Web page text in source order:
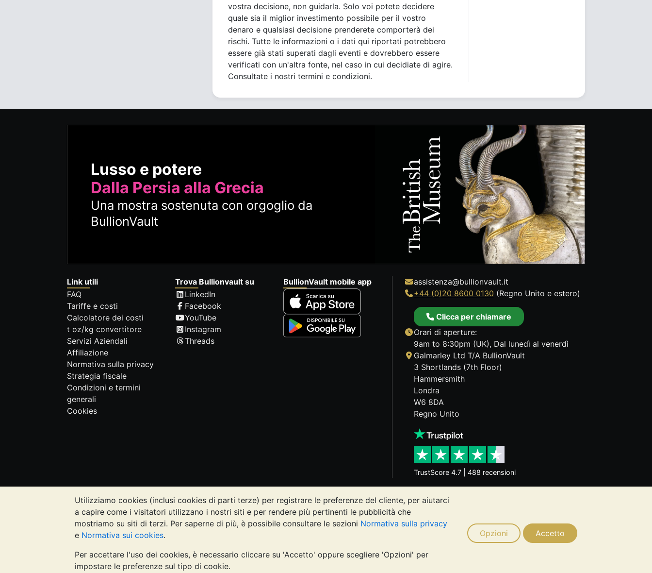
Utilizziamo cookies (inclusi cookies di parti terze) per registrare le preferenze del cliente, per aiutarci
a capire come i visitatori utilizzano i nostri siti e per rendere più pertinenti le pubblicità che
mostriamo su siti di terzi. Per saperne di più, è possibile consultare le sezioni Normativa sulla privacy
e Normativa sui cookies.
Per accettare l'uso dei cookies, è necessario cliccare su 'Accetto' oppure scegliere 'Opzioni' per
impostare le preferenze sul tipo di cookie.
Opzioni Accetto
vostra decisione, non guidarla. Solo voi potete decidere
quale sia il miglior investimento possibile per il vostro
denaro e qualsiasi decisione prenderete comporterà dei
rischi. Tutte le informazioni o i dati qui riportati potrebbero
essere già stati superati dagli eventi e dovrebbero essere
verificati con un'altra fonte, nel caso in cui decidiate di agire.
Consultate i nostri termini e condizioni.
Lusso e potere
Dalla Persia alla Grecia
Una mostra sostenuta con orgoglio da
BullionVault
Link utili
FAQ
Tariffe e costi
Calcolatore dei costi
t oz/kg convertitore
Servizi Aziendali
Affiliazione
Normativa sulla privacy
Strategia fiscale
Condizioni e termini
generali
Cookies
Trova Bullionvault su
LinkedIn
Facebook
YouTube
Instagram
Threads
BullionVault mobile app
assistenza@bullionvault.it
+44 (0)20 8600 0130 (Regno Unito e estero)
Clicca per chiamare
Orari di aperture:
9am to 8:30pm (UK), Dal lunedì al venerdì
Galmarley Ltd T/A BullionVault
3 Shortlands (7th Floor)
Hammersmith
Londra
W6 8DA
Regno Unito
TrustScore 4.7 | 488 recensioni
NOTA BENE: Il valore dei metalli preziosi può diminuire o aumentare, e i trend storici non sono predittori dell'andamento futuro. Nulla di
quanto contenuto nei siti web di BullionVault o nelle sue comunicazioni costituisce una consulenza sugli investimenti. Si consiglia di
rivolgersi a un professionista per stabilire se l'investimento in metalli preziosi è adatto alle proprie esigenze.
Galmarley Ltd, trading acome BullionVault, registrata in Inghilterra e Galles 4943684 BullionVault Ltd © 2026